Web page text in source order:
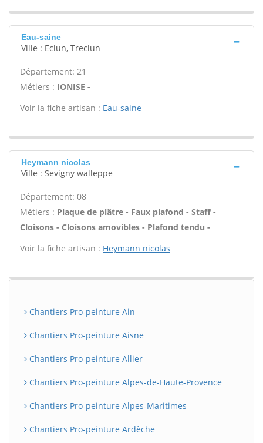
Eau-saine
Ville : Eclun, Treclun
Département: 21
Métiers : IONISE -
Voir la fiche artisan : Eau-saine
Heymann nicolas
Ville : Sevigny walleppe
Département: 08
Métiers : Plaque de plâtre - Faux plafond - Staff -
Cloisons - Cloisons amovibles - Plafond tendu -
Voir la fiche artisan : Heymann nicolas
Chantiers Pro-peinture Ain
Chantiers Pro-peinture Aisne
Chantiers Pro-peinture Allier
Chantiers Pro-peinture Alpes-de-Haute-Provence
Chantiers Pro-peinture Alpes-Maritimes
Chantiers Pro-peinture Ardèche